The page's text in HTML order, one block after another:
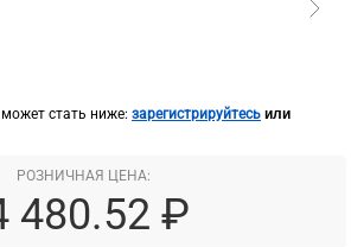
стать ниже: зарегистрируйтесь или
РОЗНИЧНАЯ ЦЕНА:
480.52 ₽